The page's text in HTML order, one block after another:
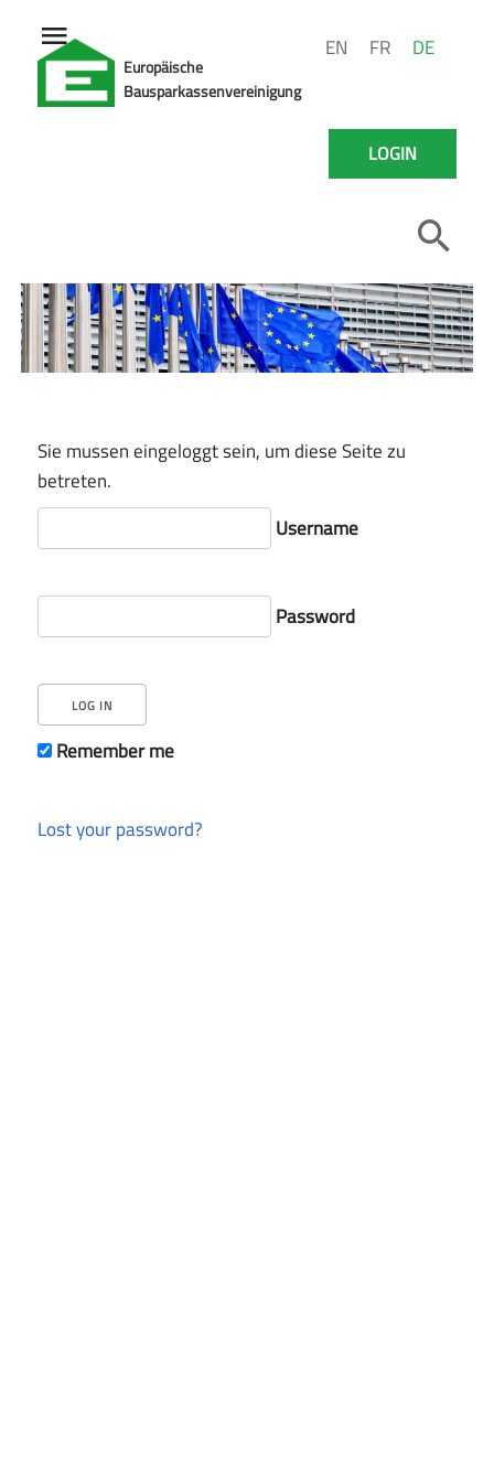
Europäische
Bausparkassenvereinigung
EN FR DE
LOGIN
Sie mussen eingeloggt sein, um diese Seite zu
betreten.
Username
Password
Remember me
Lost your password?